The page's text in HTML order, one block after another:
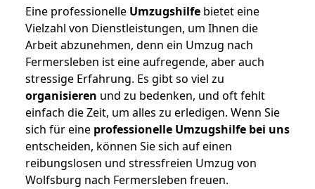
Eine professionelle Umzugshilfe bietet eine
Vielzahl von Dienstleistungen, um Ihnen die
Arbeit abzunehmen, denn ein Umzug nach
Fermersleben ist eine aufregende, aber auch
stressige Erfahrung. Es gibt so viel zu
organisieren und zu bedenken, und oft fehlt
einfach die Zeit, um alles zu erledigen. Wenn Sie
sich für eine professionelle Umzugshilfe bei uns
entscheiden, können Sie sich auf einen
reibungslosen und stressfreien Umzug von
Wolfsburg nach Fermersleben freuen.